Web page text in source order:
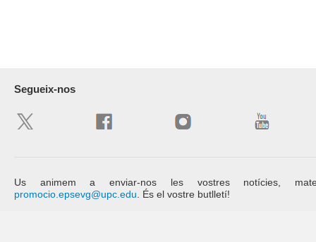
Segueix-nos
Us animem a enviar-nos les vostres notícies,
promocio.epsevg@upc.edu . És el vostre butlletí!